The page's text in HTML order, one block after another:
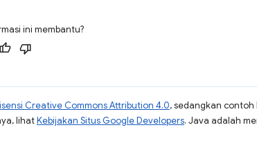
ini membantu?
Creative Commons Attribution 4.0, sedangkan contoh
lihatKebijakan Situs Google Developers. Java adalah